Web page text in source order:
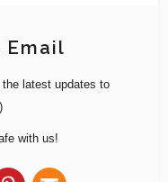
Email
latest updates to
with us!